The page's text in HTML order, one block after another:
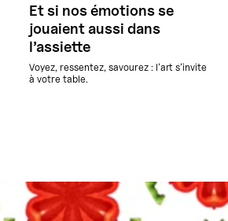
Et si nos émotions se
jouaient aussi dans
l’assiette
Voyez, ressentez, savourez : l’art s’invite
à votre table.